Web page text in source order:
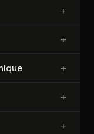
+
+
+
+
+